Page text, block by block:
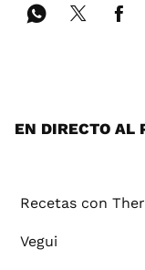
EN DIRECTO AL
Recetas con
Vegui